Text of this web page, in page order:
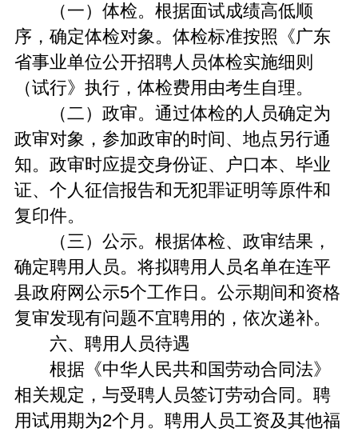
（一）体检。根据面试成绩高低顺
序，确定体检对象。体检标准按照《广东
省事业单位公开招聘人员体检实施细则
（试行》执行，体检费用由考生自理。
（二）政审。通过体检的人员确定为
政审对象，参加政审的时间、地点另行通
知。政审时应提交身份证、户口本、毕业
证、个人征信报告和无犯罪证明等原件和
复印件。
（三）公示。根据体检、政审结果，
确定聘用人员。将拟聘用人员名单在连平
县政府网公示5个工作日。公示期间和资格
复审发现有问题不宜聘用的，依次递补。
六、聘用人员待遇
根据《中华人民共和国劳动合同法》
相关规定，与受聘人员签订劳动合同。聘
用试用期为2个月。聘用人员工资及其他福